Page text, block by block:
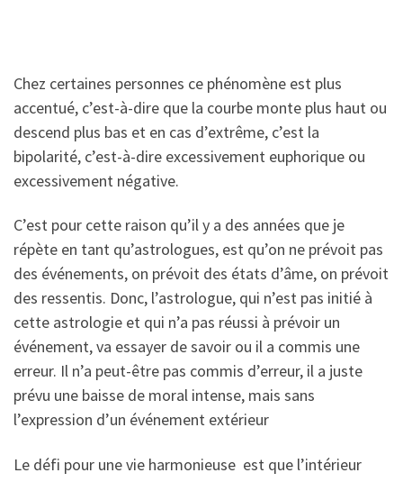
Chez certaines personnes ce phénomène est plus
accentué, c’est-à-dire que la courbe monte plus haut ou
descend plus bas et en cas d’extrême, c’est la
bipolarité, c’est-à-dire excessivement euphorique ou
excessivement négative.
C’est pour cette raison qu’il y a des années que je
répète en tant qu’astrologues, est qu’on ne prévoit pas
des événements, on prévoit des états d’âme, on prévoit
des ressentis. Donc, l’astrologue, qui n’est pas initié à
cette astrologie et qui n’a pas réussi à prévoir un
événement, va essayer de savoir ou il a commis une
erreur. Il n’a peut-être pas commis d’erreur, il a juste
prévu une baisse de moral intense, mais sans
l’expression d’un événement extérieur
Le défi pour une vie harmonieuse est que l’intérieur